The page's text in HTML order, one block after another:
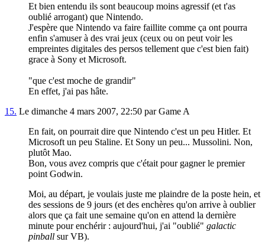
Et bien entendu ils sont beaucoup moins agressif (et t'as
oublié arrogant) que Nintendo.
J'espère que Nintendo va faire faillite comme ça ont pourra
enfin s'amuser à des vrai jeux (ceux ou on peut voir les
empreintes digitales des persos tellement que c'est bien fait)
grace à Sony et Microsoft.
"que c'est moche de grandir"
En effet, j'ai pas hâte.
15. Le dimanche 4 mars 2007, 22:50 par Game A
En fait, on pourrait dire que Nintendo c'est un peu Hitler. Et
Microsoft un peu Staline. Et Sony un peu... Mussolini. Non,
plutôt Mao.
Bon, vous avez compris que c'était pour gagner le premier
point Godwin.
Moi, au départ, je voulais juste me plaindre de la poste hein, et
des sessions de 9 jours (et des enchères qu'on arrive à oublier
alors que ça fait une semaine qu'on en attend la dernière
minute pour enchérir : aujourd'hui, j'ai "oublié" galactic
pinball sur VB).